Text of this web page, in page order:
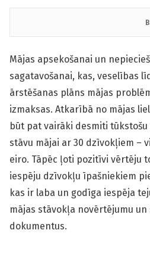
Mājas apsekošanai un
sagatavošanai, kas, veselības
ārstēšanas plāns mājas
izmaksas. Atkarībā no mājas
būt pat vairāki desmiti tūkstošu
stāvu mājai ar 30 dzīvokļiem –
eiro. Tāpēc ļoti pozitīvi vērtēju
iespēju dzīvokļu īpašniekiem
kas ir laba un godīga iespēja
mājas stāvokļa novērtējumu
dokumentus.